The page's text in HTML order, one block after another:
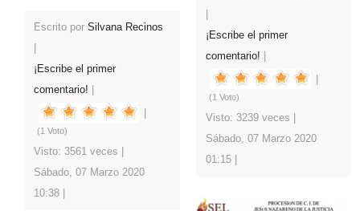
Escrito por Silvana Recinos
¡Escribe el primer
comentario!
(1 Voto)
Visto: 3561 veces
Sábado, 07 Marzo 2020
10:38
¡Escribe el primer
comentario!
(1 Voto)
Visto: 3239 veces
Sábado, 07 Marzo 2020
01:15